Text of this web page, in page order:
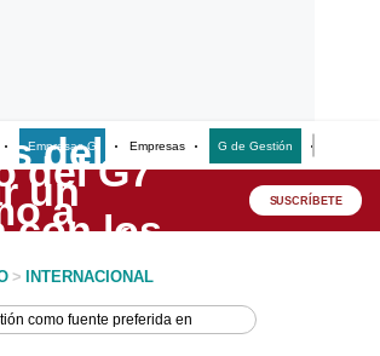
Empresas G Empresas G de Gestión
SUSCRÍBETE
> INTERNACIONAL
como fuente preferida en